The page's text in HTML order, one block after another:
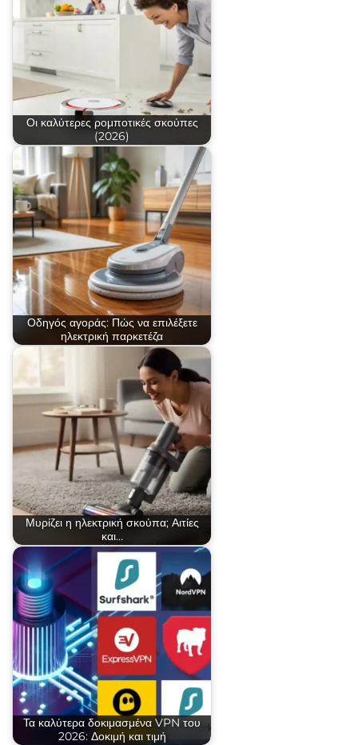
Οι καλύτερες ρομποτικές σκούπες
(2026)
Οδηγός αγοράς: Πώς να επιλέξετε
ηλεκτρική παρκετέζα
Μυρίζει η ηλεκτρική σκούπα; Αιτίες
και…
Τα καλύτερα δοκιμασμένα VPN του
2026: Δοκιμή και τιμή